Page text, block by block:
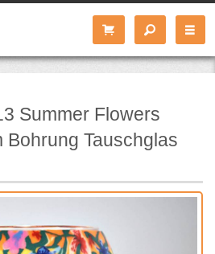
Summer Flowers
Bohrung Tauschglas